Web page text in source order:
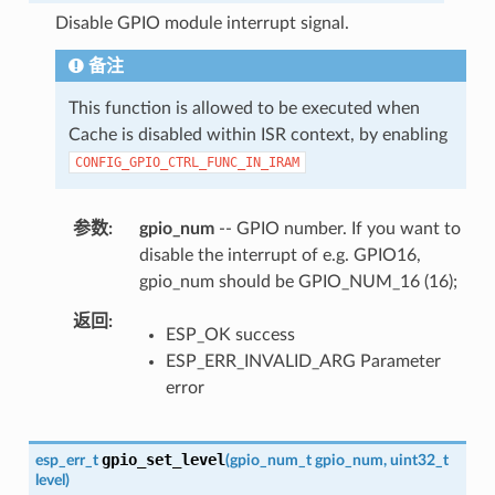
Disable GPIO module interrupt signal.
备注
This function is allowed to be executed when
Cache is disabled within ISR context, by enabling
CONFIG_GPIO_CTRL_FUNC_IN_IRAM
参数 gpio_num-- GPIO number. If you want to
disable the interrupt of e.g. GPIO16,
gpio_num should be GPIO_NUM_16 (16);
返回
ESP_OK success
ESP_ERR_INVALID_ARG Parameter
error
esp_err_t gpio_set_level(gpio_num_t gpio_num, uint32_t
level )